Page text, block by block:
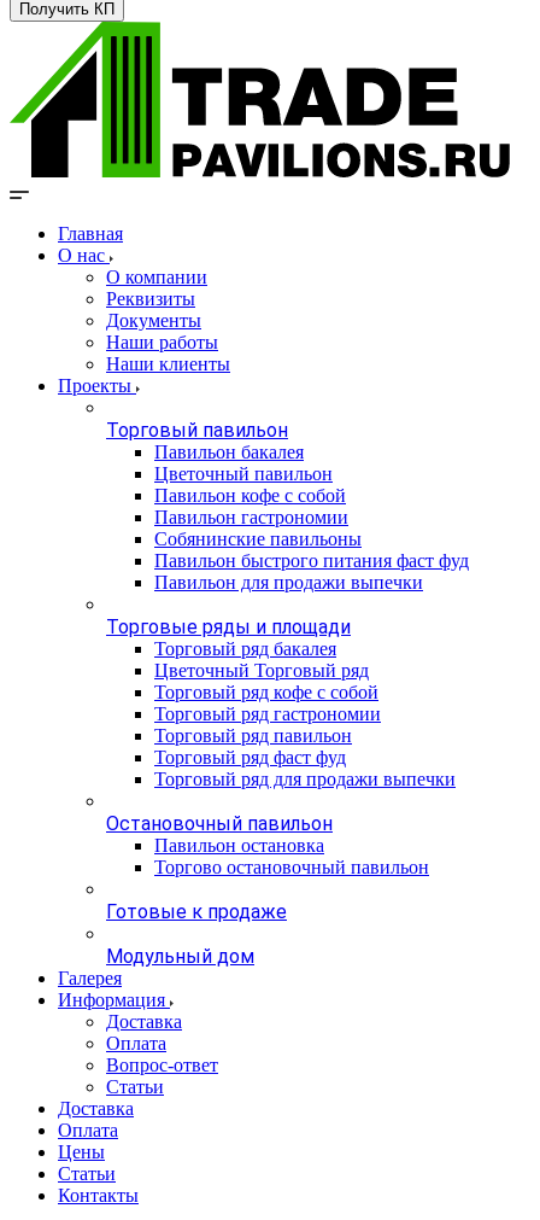
Получить КП
Главная
О нас
О компании
Реквизиты
Документы
Наши работы
Наши клиенты
Проекты
Торговый павильон
Павильон бакалея
Цветочный павильон
Павильон кофе с собой
Павильон гастрономии
Собянинские павильоны
Павильон быстрого питания фаст фуд
Павильон для продажи выпечки
Торговые ряды и площади
Торговый ряд бакалея
Цветочный Торговый ряд
Торговый ряд кофе с собой
Торговый ряд гастрономии
Торговый ряд павильон
Торговый ряд фаст фуд
Торговый ряд для продажи выпечки
Остановочный павильон
Павильон остановка
Торгово остановочный павильон
Готовые к продаже
Модульный дом
Галерея
Информация
Доставка
Оплата
Вопрос-ответ
Статьи
Доставка
Оплата
Цены
Статьи
Контакты